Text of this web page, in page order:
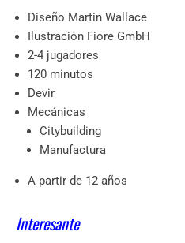
Diseño Martin Wallace
Ilustración Fiore GmbH
2-4 jugadores
120 minutos
Devir
Mecánicas
Citybuilding
Manufactura
A partir de 12 años
Interesante